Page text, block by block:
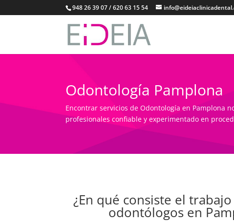
948 26 39 07 / 620 63 15 54
Odontología Pamplona
Encontrar servicios de Odontología en Pamplona
profesionales confiable y experimentado en
¿En qué consiste el
odontólogos en